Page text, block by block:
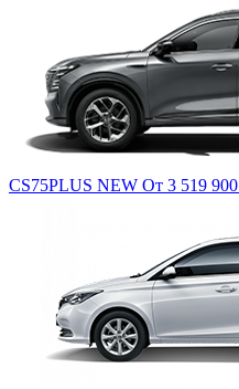
CS75PLUS NEW От 3 519 900